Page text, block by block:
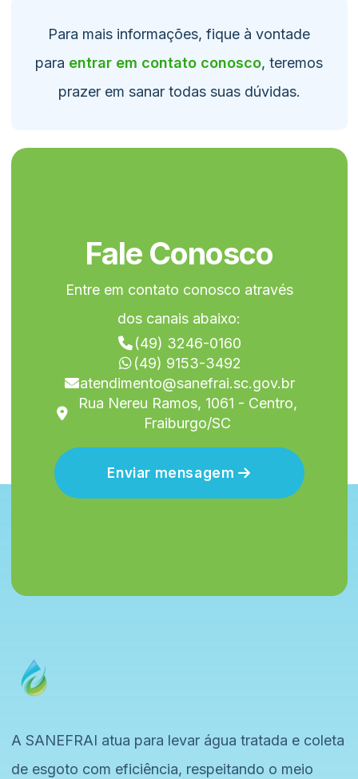
Para mais informações, fique à vontade
para entrar em contato conosco, teremos
prazer em sanar todas suas dúvidas.
Fale Conosco
Entre em contato conosco através
dos canais abaixo:
(49) 3246-0160
(49) 9153-3492
atendimento@sanefrai.sc.gov.br
Rua Nereu Ramos, 1061 - Centro,
Fraiburgo/SC
Enviar mensagem
A SANEFRAI atua para levar água tratada e coleta
de esgoto com eficiência, respeitando o meio